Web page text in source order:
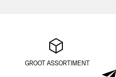
GROOT ASSORTIMENT